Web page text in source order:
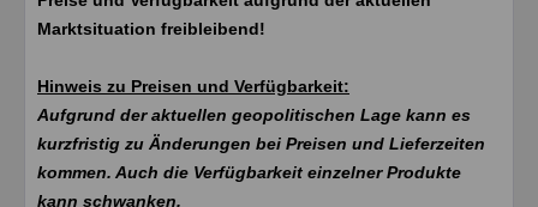
Marktsituation freibleibend!
Hinweis zu Preisen und Verfügbarkeit:
Aufgrund der aktuellen geopolitischen Lage kann es
kurzfristig zu Änderungen bei Preisen und Lieferzeiten
kommen. Auch die Verfügbarkeit einzelner Produkte
kann schwanken.